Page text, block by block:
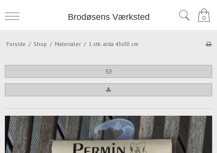
Brodøsens Værksted 0
Forside / Shop / Materialer / 1 stk. aida 43x50 cm